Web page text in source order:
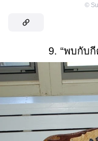
©
9. “พบกับ